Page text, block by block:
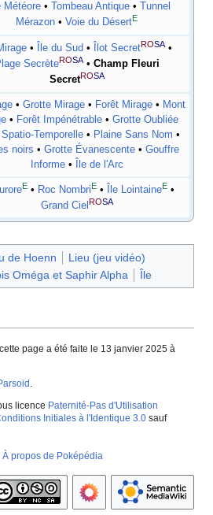
Météore • Tombeau Antique •
Tunnel
Mérazon • Voie du DésertE
• Île du Sud • Îlot SecretROSA•
SecrèteROSA• Champ Fleuri
SecretROSA
• Grotte Mirage • Forêt Mirage • Mont
• Forêt Impénétrable• Grotte Oubliée
Temporelle• Plaine Sans Nom •
noirs • Grotte Évanescente • Gouffre
Informe• Île de l'Arc
E • Roc NombriE • Île LointaineE •
Grand Ciel ROSA
de Hoenn
Lieu (jeu vidéo)
Oméga et Saphir Alpha
Île
page a été faite le 13 janvier 2025 à
licence Paternité-Pas d'Utilisation
Initiales à l'Identique 3.0 sauf
À propos de Poképédia